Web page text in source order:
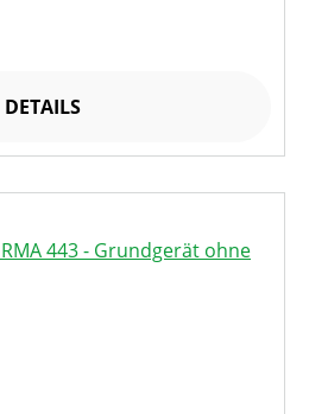
DETAILS